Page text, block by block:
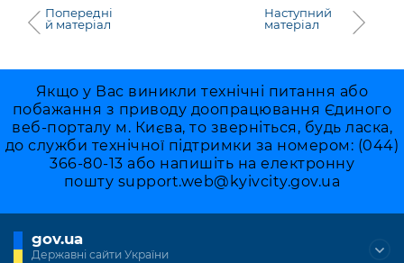
Попередні
й матеріал
Наступний
матеріал
Якщо у Вас виникли технічні питання або
побажання з приводу доопрацювання Єдиного
веб-порталу м. Києва, то зверніться, будь ласка,
до служби технічної підтримки за номером: (044)
366-80-13 або напишіть на електронну
пошту support.web@kyivcity.gov.ua
gov.ua
Державні сайти України